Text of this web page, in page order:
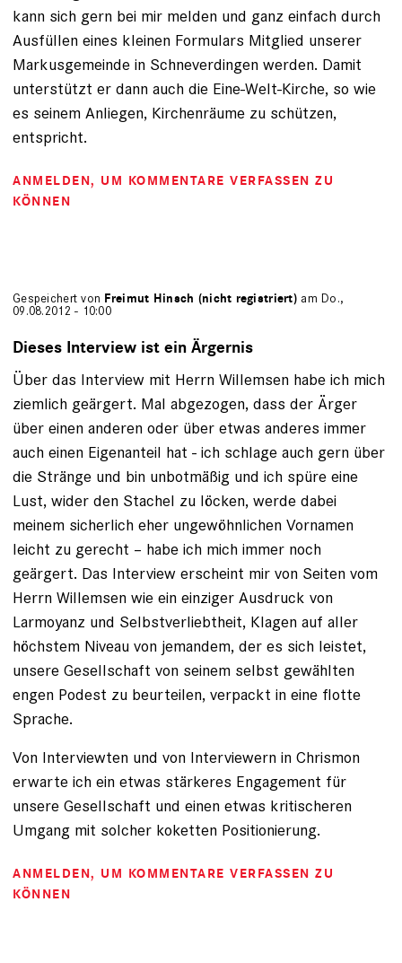
kann sich gern bei mir melden und ganz einfach durch
Ausfüllen eines kleinen Formulars Mitglied unserer
Markusgemeinde in Schneverdingen werden. Damit
unterstützt er dann auch die Eine-Welt-Kirche, so wie
es seinem Anliegen, Kirchenräume zu schützen,
entspricht.
ANMELDEN, UM KOMMENTARE VERFASSEN ZU
KÖNNEN
Gespeichert von Freimut Hinsch (nicht registriert) am Do.,
09.08.2012 - 10:00
Dieses Interview ist ein Ärgernis
Über das Interview mit Herrn Willemsen habe ich mich
ziemlich geärgert. Mal abgezogen, dass der Ärger
über einen anderen oder über etwas anderes immer
auch einen Eigenanteil hat - ich schlage auch gern über
die Stränge und bin unbotmäßig und ich spüre eine
Lust, wider den Stachel zu löcken, werde dabei
meinem sicherlich eher ungewöhnlichen Vornamen
leicht zu gerecht – habe ich mich immer noch
geärgert. Das Interview erscheint mir von Seiten vom
Herrn Willemsen wie ein einziger Ausdruck von
Larmoyanz und Selbstverliebtheit, Klagen auf aller
höchstem Niveau von jemandem, der es sich leistet,
unsere Gesellschaft von seinem selbst gewählten
engen Podest zu beurteilen, verpackt in eine flotte
Sprache.
Von Interviewten und von Interviewern in Chrismon
erwarte ich ein etwas stärkeres Engagement für
unsere Gesellschaft und einen etwas kritischeren
Umgang mit solcher koketten Positionierung.
ANMELDEN, UM KOMMENTARE VERFASSEN ZU
KÖNNEN